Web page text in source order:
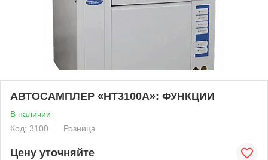
АВТОСАМПЛЕР «НТ3100А»: ФУНКЦИИ
В наличии
Код: 3100
Розница
Цену уточняйте